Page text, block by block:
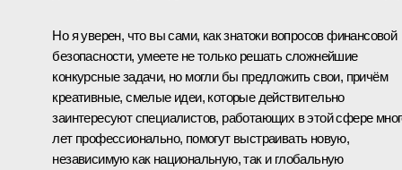
Но я уверен, что вы сами, как знатоки вопросов финансовой
безопасности, умеете не только решать сложнейшие
конкурсные задачи, но могли бы предложить свои, причём
креативные, смелые идеи, которые действительно
заинтересуют специалистов, работающих в этой сфере
лет профессионально, помогут выстраивать новую,
независимую как национальную, так и глобальную